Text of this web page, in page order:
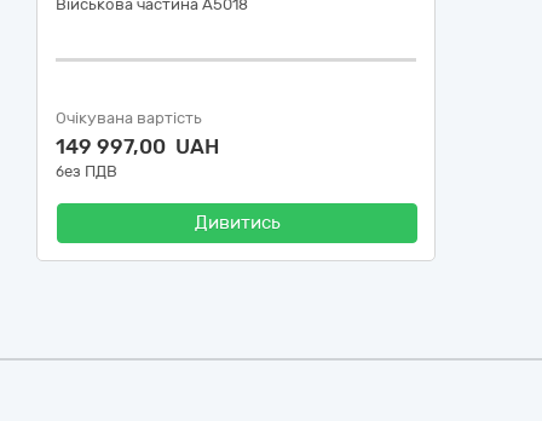
Військова частина А5018
Очікувана вартість
149 997,00 UAH
без ПДВ
Дивитись